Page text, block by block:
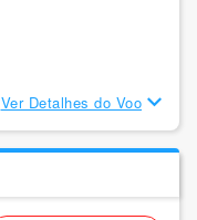
Ver Detalhes do Voo